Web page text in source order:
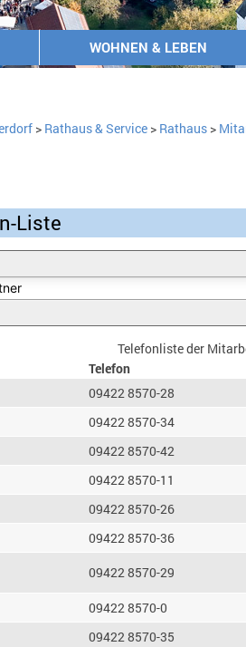
WOHNEN & LEBEN
> Rathaus & Service> Rathaus>
Liste
Telefonliste der
Telefon
09422 8570-28
09422 8570-34
09422 8570-42
09422 8570-11
09422 8570-26
09422 8570-36
09422 8570-29
09422 8570-0
09422 8570-35